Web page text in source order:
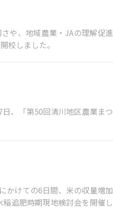
や、地域農業・JAの理解促進
校しました。
、「第50回清川地区農業まつ
かけての6日間、米の収量増加
追肥時期現地検討会を開催し